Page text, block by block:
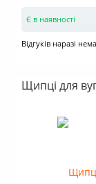
Є в наявності
Відгуків наразі
Щипці для